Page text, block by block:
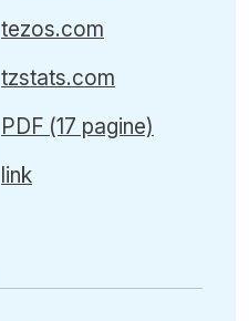
tezos.com
tzstats.com
PDF (17 pagine)
link